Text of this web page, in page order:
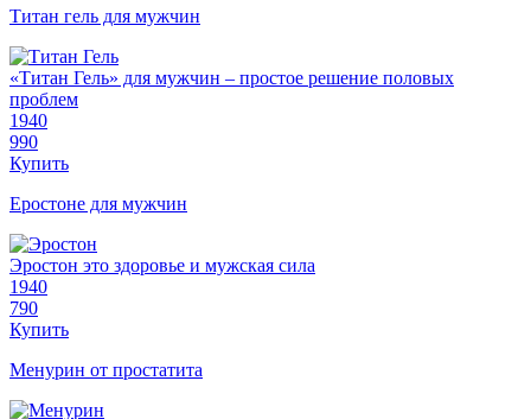
Титан гель для мужчин
«Титан Гель» для мужчин – простое решение половых
проблем
1940
990
Купить
Еростоне для мужчин
Эростон это здоровье и мужская сила
1940
790
Купить
Менурин от простатита